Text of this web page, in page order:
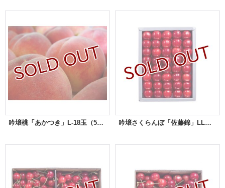
吟壌桃「あかつき」L-18玉（5kg） 吟壌さくらんぼ「佐藤錦」LL玉 500ｇ 化粧箱